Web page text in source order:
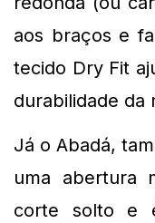
aos braços e
tecido Dry Fit
durabilidade da
Já o Abadá,
uma abertura
corte solto e